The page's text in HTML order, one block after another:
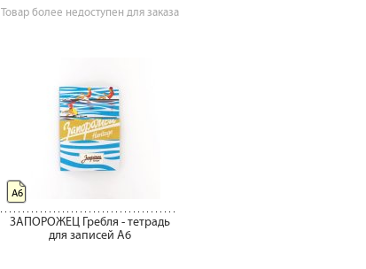
Товар более недоступен для заказа
ЗАПОРОЖЕЦ Гребля - тетрадь
для записей А6
А6